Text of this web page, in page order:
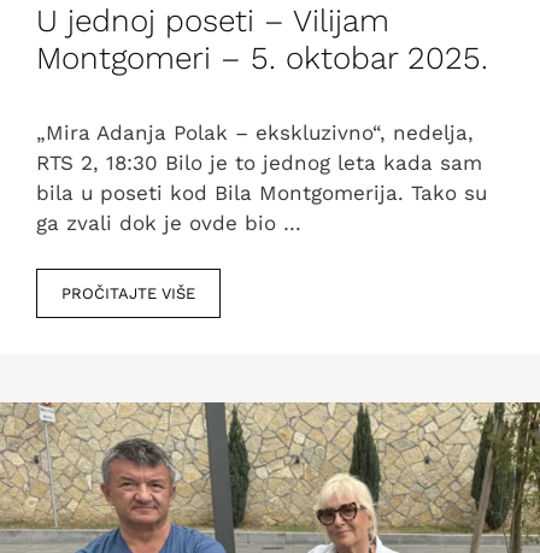
U jednoj poseti – Vilijam
Montgomeri – 5. oktobar 2025.
„Mira Adanja Polak – ekskluzivno“, nedelja,
RTS 2, 18:30 Bilo je to jednog leta kada sam
bila u poseti kod Bila Montgomerija. Tako su
ga zvali dok je ovde bio …
PROČITAJTE VIŠE